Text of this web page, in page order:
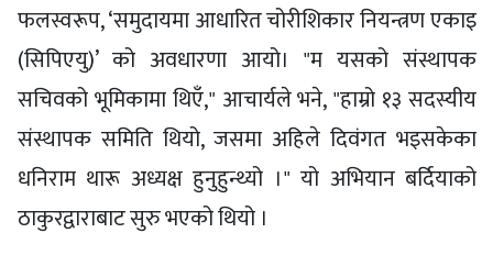
फलस्वरूप, ‘समुदायमा आधारित चोरीशिकार नियन्त्रण एकाइ
(सिपिएयु)’ को अवधारणा आयो। "म यसको संस्थापक
सचिवको भूमिकामा थिएँ," आचार्यले भने, "हाम्रो १३ सदस्यीय
संस्थापक समिति थियो, जसमा अहिले दिवंगत भइसकेका
धनिराम थारू अध्यक्ष हुनुहुन्थ्यो ।" यो अभियान बर्दियाको
ठाकुरद्वाराबाट सुरु भएको थियो ।